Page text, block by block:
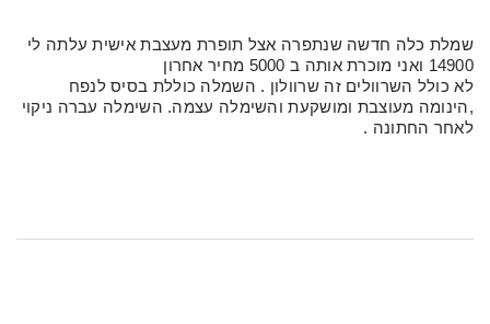
שמלת כלה חדשה שנתפרה אצל תופרת מעצבת אישית עלתה לי
14900 ואני מוכרת אותה ב 5000 מחיר אחרון
לא כולל השרוולים זה שרוולון . השמלה כוללת בסיס לנפח
,הינומה מעוצבת ומושקעת והשימלה עצמה. השימלה עברה ניקוי
לאחר החתונה .